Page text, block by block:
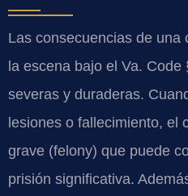
Las consecuencias de una
la escena bajo el Va.
severas y duraderas.
lesiones o fallecimiento, el
grave (felony) que puede
prisión significativa.